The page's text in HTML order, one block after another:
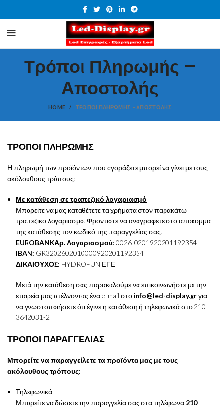
Τρόποι Πληρωμής –
Αποστολής
HOME ΤΡΌΠΟΙ ΠΛΗΡΩΜΉΣ – ΑΠΟΣΤΟΛΉΣ
ΤΡΟΠΟΙ ΠΛΗΡΩΜΗΣ
Η πληρωμή των προϊόντων που αγοράζετε μπορεί να γίνει με τους
ακόλουθους τρόπους:
Με κατάθεση σε τραπεζικό λογαριασμό
Μπορείτε να μας καταθέτετε τα χρήματα στον παρακάτω
τραπεζικό λογαριασμό. Φροντίστε να αναγράφετε στο απόκομμα
της κατάθεσης τον κωδικό της παραγγελίας σας.
EUROBANKΑρ. Λογαριασμού: 0026-0201920201192354
IBAN: GR3202602010000920201192354
ΔΙΚΑΙΟΥΧΟΣ: HYDROFUN ΕΠΕ
Μετά την κατάθεση σας παρακαλούμε να επικοινωνήστε με την
εταιρεία μας στέλνοντας ένα e-mail στο info@led-display.grγια
να γνωστοποιήσετε ότι έγινε η κατάθεση ή τηλεφωνικά στο 210
3642031-2
ΤΡΟΠΟΙ ΠΑΡΑΓΓΕΛΙΑΣ
Μπορείτε να παραγγείλετε τα προϊόντα μας με τους
ακόλουθους τρόπους:
Τηλεφωνικά
Μπορείτε να δώσετε την παραγγελία σας στα τηλέφωνα 210